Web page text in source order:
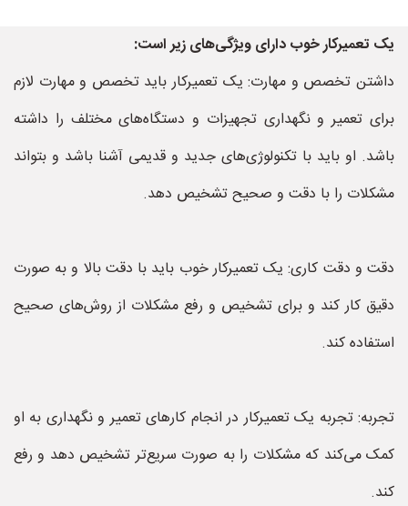
یک تعمیرکار خوب دارای ویژگی‌های زیر است:
داشتن تخصص و مهارت: یک تعمیرکار باید تخصص و مهارت لازم
برای تعمیر و نگهداری تجهیزات و دستگاه‌های مختلف را داشته
باشد. او باید با تکنولوژی‌های جدید و قدیمی آشنا باشد و بتواند
مشکلات را با دقت و صحیح تشخیص دهد.
دقت و دقت کاری: یک تعمیرکار خوب باید با دقت بالا و به صورت
دقیق کار کند و برای تشخیص و رفع مشکلات از روش‌های صحیح
استفاده کند.
تجربه: تجربه یک تعمیرکار در انجام کارهای تعمیر و نگهداری به او
کمک می‌کند که مشکلات را به صورت سریع‌تر تشخیص دهد و رفع
کند.